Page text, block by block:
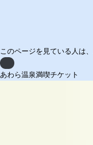
このページを見ている人は、
Previous
あわら温泉満喫チケット